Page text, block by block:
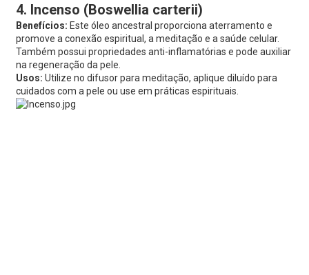
4. Incenso (Boswellia carterii)
Benefícios: Este óleo ancestral proporciona aterramento e
promove a conexão espiritual, a meditação e a saúde celular.
Também possui propriedades anti-inflamatórias e pode auxiliar
na regeneração da pele.
Usos: Utilize no difusor para meditação, aplique diluído para
cuidados com a pele ou use em práticas espirituais.